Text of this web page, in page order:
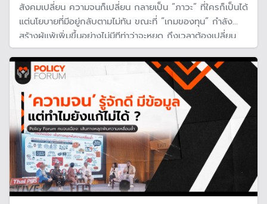
สังคมเปลี่ยน ความจนก็เปลี่ยน กลายเป็น “ภาวะ” ที่ใครก็เป็นได้
แต่นโยบายที่มีอยู่กลับตามไม่ทัน ขณะที่ “เกมของทุน” กำลัง
สร้างผู้แพ้เพิ่มขึ้นอย่างไม่มีทีท่าว่าจะหยุด ถึงเวลาต้องเปลี่ยน
“กติกา” ให้เป็นธรรม ลดช่องว่างความเหลื่อมล้ำ ให้ทุกคนเข้า
ถึงคุณภาพชีวิตที่ดี